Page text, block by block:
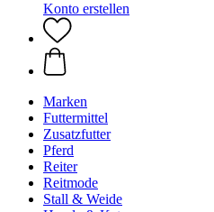
Konto erstellen
Marken
Futtermittel
Zusatzfutter
Pferd
Reiter
Reitmode
Stall & Weide